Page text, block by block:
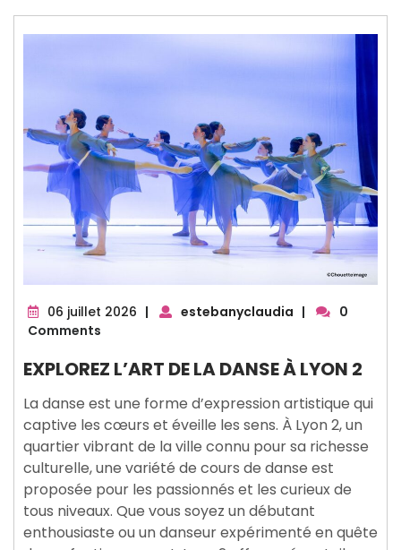
06 juillet 2026 06
| estebanyclaudia |
0
Comments
EXPLOREZ L’ART DE LA DANSE À LYON 2
La danse est une forme d’expression artistique qui
captive les cœurs et éveille les sens. À Lyon 2, un
quartier vibrant de la ville connu pour sa richesse
culturelle, une variété de cours de danse est
proposée pour les passionnés et les curieux de
tous niveaux. Que vous soyez un débutant
enthousiaste ou un danseur expérimenté en quête